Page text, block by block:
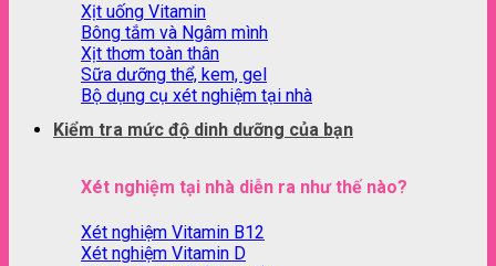
Xịt uống Vitamin
Bông tắm và Ngâm mình
Xịt thơm toàn thân
Sữa dưỡng thể, kem, gel
Bộ dụng cụ xét nghiệm tại nhà
Kiểm tra mức độ dinh dưỡng của bạn
Xét nghiệm tại nhà diễn ra như thế nào?
Xét nghiệm Vitamin B12
Xét nghiệm Vitamin D